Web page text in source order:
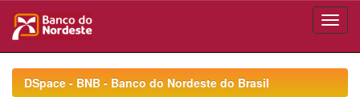
navigationDSpace - BNB - Banco do Nordeste do Brasil